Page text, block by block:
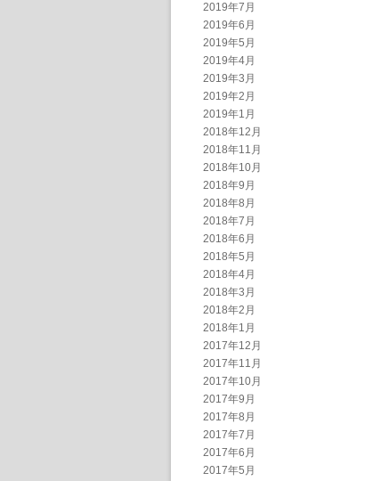
2019年7月
2019年6月
2019年5月
2019年4月
2019年3月
2019年2月
2019年1月
2018年12月
2018年11月
2018年10月
2018年9月
2018年8月
2018年7月
2018年6月
2018年5月
2018年4月
2018年3月
2018年2月
2018年1月
2017年12月
2017年11月
2017年10月
2017年9月
2017年8月
2017年7月
2017年6月
2017年5月